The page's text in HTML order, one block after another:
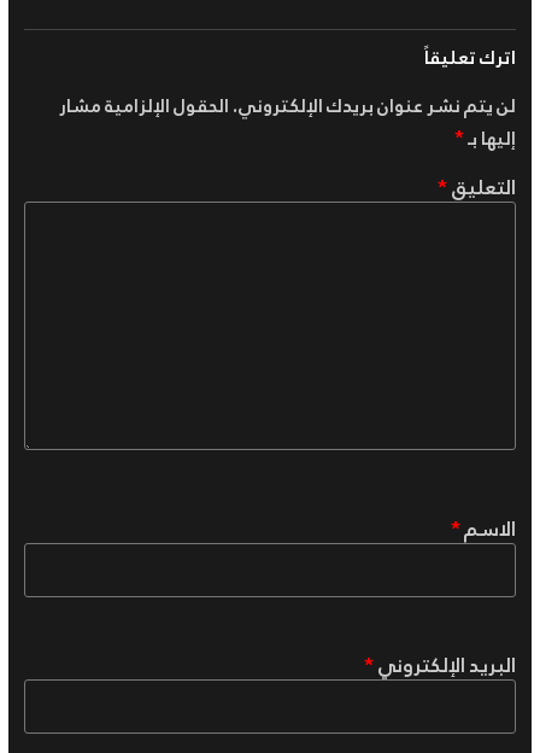
اترك تعليقاً
لن يتم نشر عنوان بريدك الإلكتروني.الحقول الإلزامية مشار
إليها بـ*
التعليق*
الاسم*
البريد الإلكتروني*